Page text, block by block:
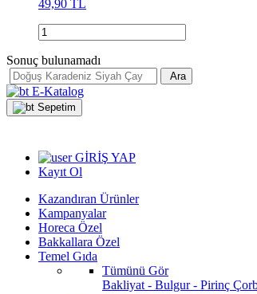
49,90 TL
Sonuç bulunamadı
Ara
E-Katalog
Sepetim
GİRİŞ YAP
Kayıt Ol
Kazandıran Ürünler
Kampanyalar
Horeca Özel
Bakkallara Özel
Temel Gıda
Tümünü Gör
Bakliyat - Bulgur - Pirinç